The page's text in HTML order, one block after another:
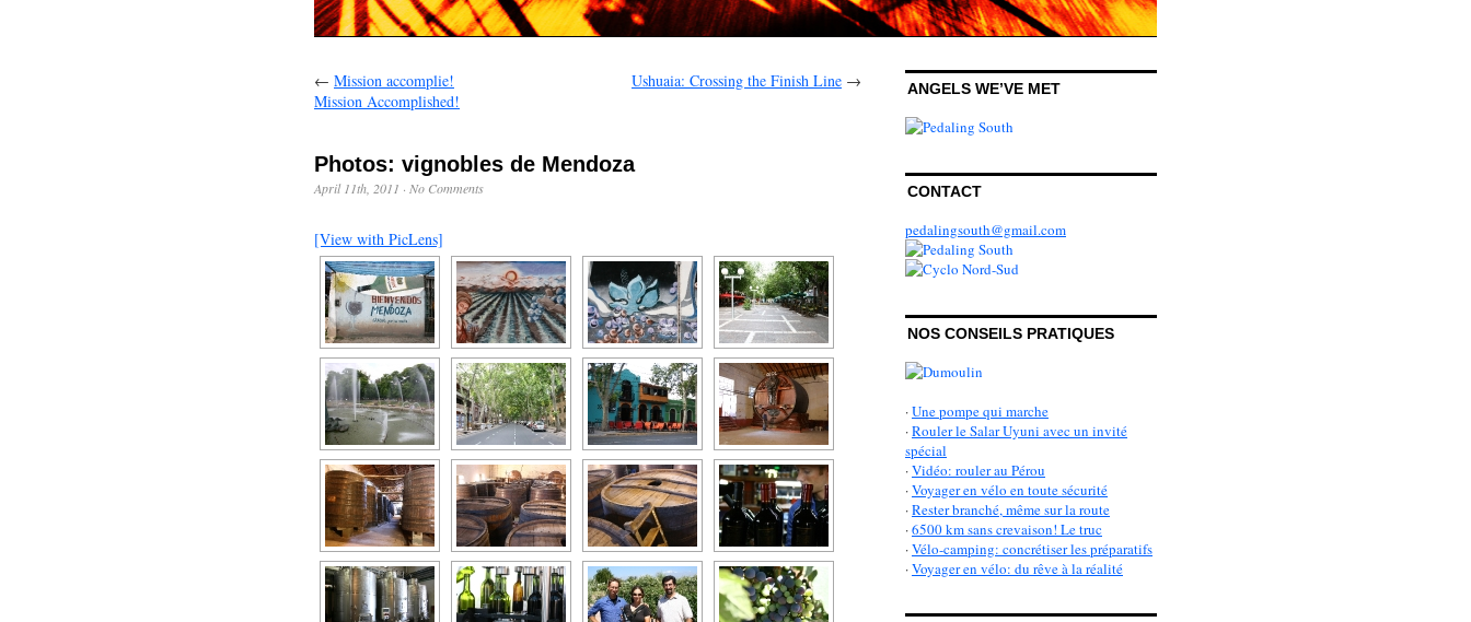
← Mission accomplie!
Mission Accomplished!
Ushuaia: Crossing the Finish Line →
Photos: vignobles de Mendoza
April 11th, 2011 · No Comments
[View with PicLens]
ANGELS WE’VE MET
CONTACT
pedalingsouth@gmail.com
NOS CONSEILS PRATIQUES
·Une pompe qui marche
·Rouler le Salar Uyuni avec un invité
spécial
·Vidéo: rouler au Pérou
·Voyager en vélo en toute sécurité
·Rester branché, même sur la route
·6500 km sans crevaison! Le truc
·Vélo-camping: concrétiser les préparatifs
·Voyager en vélo: du rêve à la réalité